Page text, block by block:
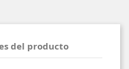
del producto